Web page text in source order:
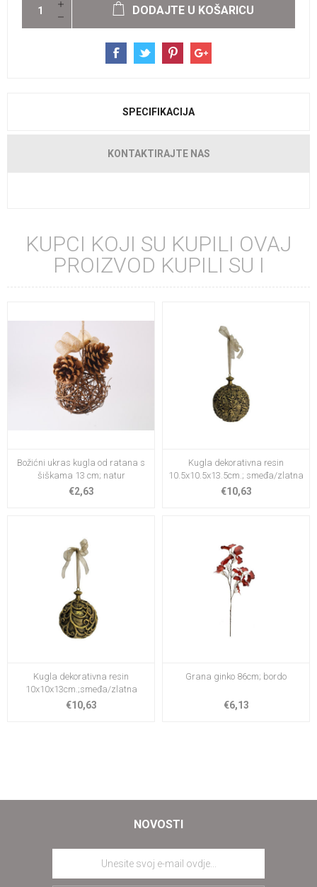
DODAJTE U KOŠARICU
SPECIFIKACIJA
KONTAKTIRAJTE NAS
KUPCI KOJI SU KUPILI OVAJ
PROIZVOD KUPILI SU I
Božićni ukras kugla od ratana s
šiškama 13 cm; natur
€2,63
Kugla dekorativna resin
10.5x10.5x13.5cm.; smeđa/zlatna
€10,63
Kugla dekorativna resin
10x10x13cm.;smeđa/zlatna
€10,63
Grana ginko 86cm; bordo
€6,13
NOVOSTI